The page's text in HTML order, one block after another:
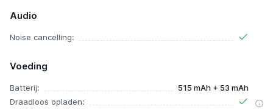
Audio
Noise cancelling:
Voeding
Batterij:
515 mAh + 53 mAh
Draadloos opladen: